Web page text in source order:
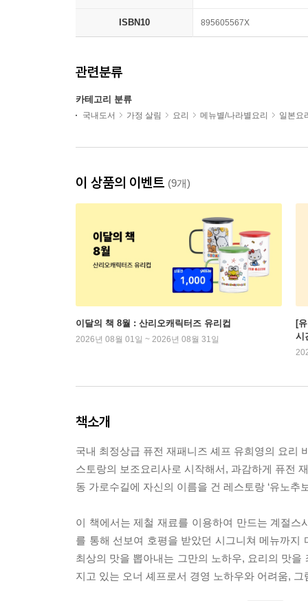
ISBN10 895605567X
관련분류
카테고리 분류
국내도서 가정 살림 요리 메뉴별/나라별요리 일본요
이 상품의 이벤트 (9개)
이달의 책 8월 : 산리오캐릭터즈 유리컵
2026년 08월 01일 ~ 2026년 08월 31일
[
시
책소개
국내 최정상급 퓨전 재패니즈 셰프 유희영의 요리
스토랑의 보조요리사로 시작해서, 과감하게 퓨전
동 가로수길에 자신의 이름을 건 레스토랑 ‘유노추
이 책에서는 제철 재료를 이용하여 만드는 계절
를 통해 선보여 호평을 받았던 시그니쳐 메뉴까
최상의 맛을 뽑아내는 그만의 노하우, 요리의 맛
지고 있는 오너 셰프로서 경영 노하우와 어려움,